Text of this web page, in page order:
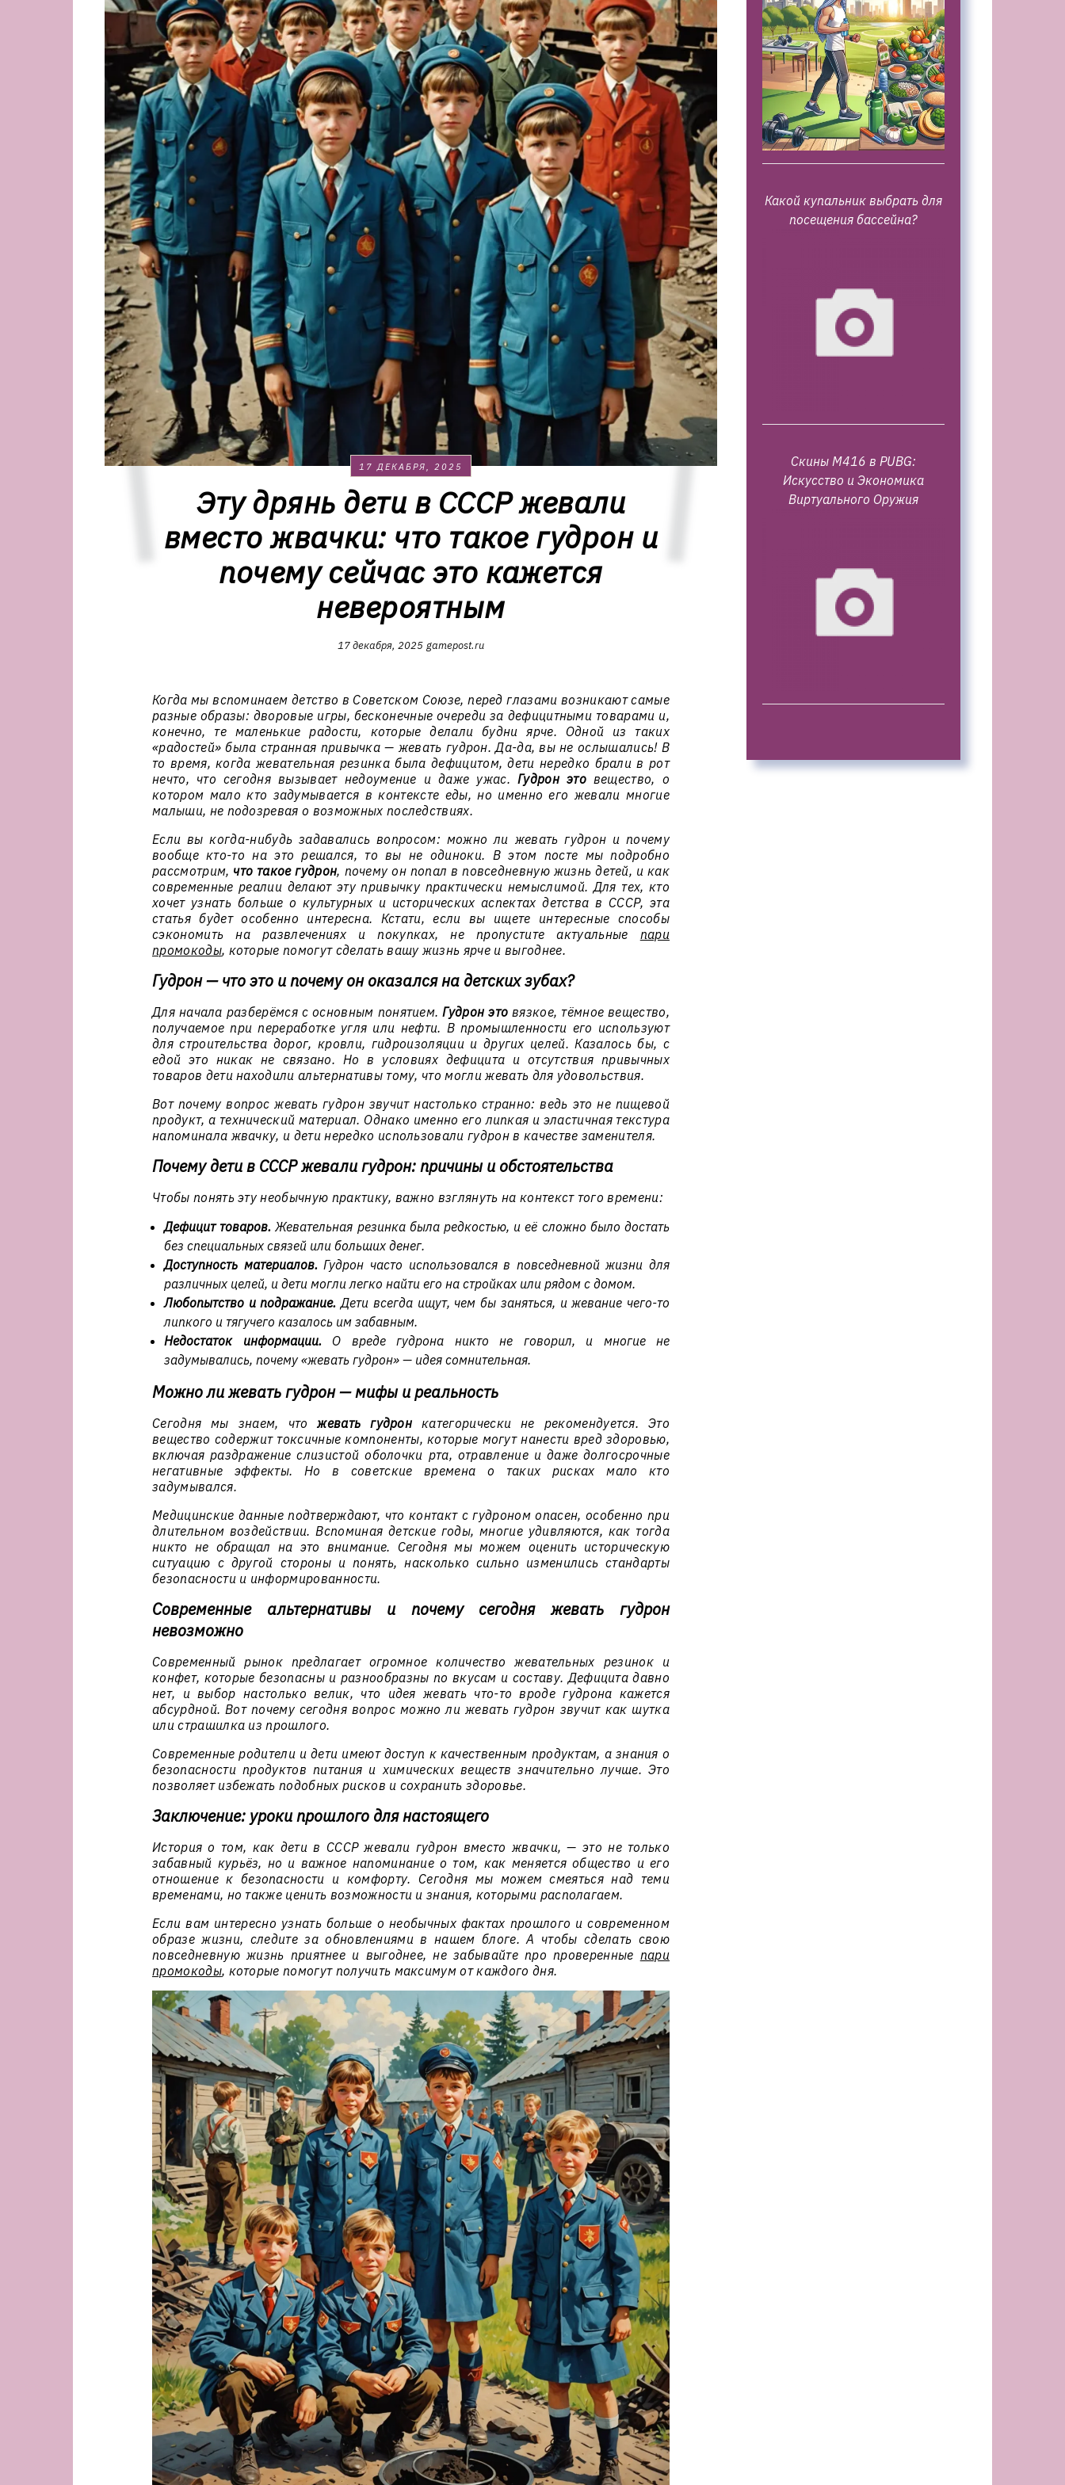
17 ДЕКАБРЯ, 2025
Эту дрянь дети в СССР жевали
вместо жвачки: что такое гудрон и
почему сейчас это кажется
невероятным
17 декабря, 2025 gamepost.ru
Когда мы вспоминаем детство в Советском Союзе, перед глазами возникают самые
разные образы: дворовые игры, бесконечные очереди за дефицитными товарами и,
конечно, те маленькие радости, которые делали будни ярче. Одной из таких
«радостей» была странная привычка — жевать гудрон. Да-да, вы не ослышались! В
то время, когда жевательная резинка была дефицитом, дети нередко брали в рот
нечто, что сегодня вызывает недоумение и даже ужас. Гудрон этовещество, о
котором мало кто задумывается в контексте еды, но именно его жевали многие
малыши, не подозревая о возможных последствиях.
Если вы когда-нибудь задавались вопросом: можно ли жевать гудрон и почему
вообще кто-то на это решался, то вы не одиноки. В этом посте мы подробно
рассмотрим, что такое гудрон, почему он попал в повседневную жизнь детей, и как
современные реалии делают эту привычку практически немыслимой. Для тех, кто
хочет узнать больше о культурных и исторических аспектах детства в СССР, эта
статья будет особенно интересна. Кстати, если вы ищете интересные способы
сэкономить на развлечениях и покупках, не пропустите актуальные пари
промокоды, которые помогут сделать вашу жизнь ярче и выгоднее.
Гудрон — что это и почему он оказался на детских зубах?
Для начала разберёмся с основным понятием.Гудрон это вязкое, тёмное вещество,
получаемое при переработке угля или нефти. В промышленности его используют
для строительства дорог, кровли, гидроизоляции и других целей. Казалось бы, с
едой это никак не связано. Но в условиях дефицита и отсутствия привычных
товаров дети находили альтернативы тому, что могли жевать для удовольствия.
Вот почему вопросжевать гудронзвучит настолько странно: ведь это не пищевой
продукт, а технический материал. Однако именно его липкая и эластичная текстура
напоминала жвачку, и дети нередко использовали гудрон в качестве заменителя.
Почему дети в СССР жевали гудрон: причины и обстоятельства
Чтобы понять эту необычную практику, важно взглянуть на контекст того времени:
Дефицит товаров. Жевательная резинка была редкостью, и её сложно было достать
без специальных связей или больших денег.
Доступность материалов.Гудрон часто использовался в повседневной жизни для
различных целей, и дети могли легко найти его на стройках или рядом с домом.
Любопытство и подражание. Дети всегда ищут, чем бы заняться, и жевание чего-то
липкого и тягучего казалось им забавным.
Недостаток информации.О вреде гудрона никто не говорил, и многие не
задумывались, почему «жевать гудрон» — идея сомнительная.
Можно ли жевать гудрон — мифы и реальность
Сегодня мы знаем, чтожевать гудрон категорически не рекомендуется. Это
вещество содержит токсичные компоненты, которые могут нанести вред здоровью,
включая раздражение слизистой оболочки рта, отравление и даже долгосрочные
негативные эффекты. Но в советские времена о таких рисках мало кто
задумывался.
Медицинские данные подтверждают, что контакт с гудроном опасен, особенно при
длительном воздействии. Вспоминая детские годы, многие удивляются, как тогда
никто не обращал на это внимание. Сегодня мы можем оценить историческую
ситуацию с другой стороны и понять, насколько сильно изменились стандарты
безопасности и информированности.
Современные альтернативы и почему сегодня жевать гудрон
невозможно
Современный рынок предлагает огромное количество жевательных резинок и
конфет, которые безопасны и разнообразны по вкусам и составу. Дефицита давно
нет, и выбор настолько велик, что идея жевать что-то вроде гудрона кажется
абсурдной. Вот почему сегодня вопрос можно ли жевать гудрон звучит как шутка
или страшилка из прошлого.
Современные родители и дети имеют доступ к качественным продуктам, а знания о
безопасности продуктов питания и химических веществ значительно лучше. Это
позволяет избежать подобных рисков и сохранить здоровье.
Заключение: уроки прошлого для настоящего
История о том, как дети в СССР жевали гудрон вместо жвачки, — это не только
забавный курьёз, но и важное напоминание о том, как меняется общество и его
отношение к безопасности и комфорту. Сегодня мы можем смеяться над теми
временами, но также ценить возможности и знания, которыми располагаем.
Если вам интересно узнать больше о необычных фактах прошлого и современном
образе жизни, следите за обновлениями в нашем блоге. А чтобы сделать свою
повседневную жизнь приятнее и выгоднее, не забывайте про проверенные пари
промокоды, которые помогут получить максимум от каждого дня.
Какой купальник выбрать для
посещения бассейна?
Скины M416 в PUBG:
Искусство и Экономика
Виртуального Оружия